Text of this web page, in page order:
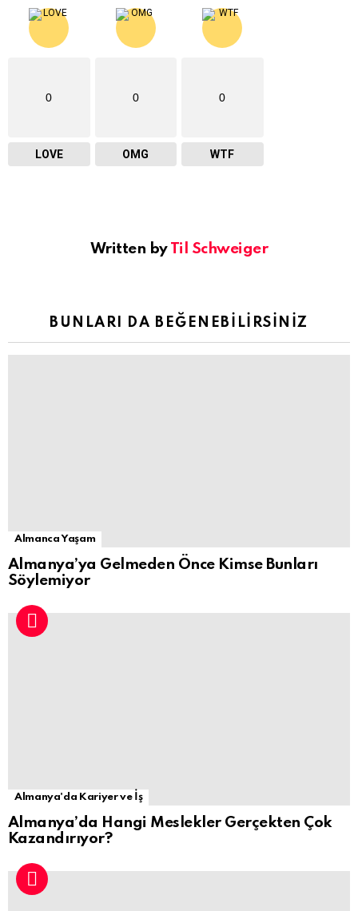
0
LOVE
0
OMG
0
WTF
Written by Til Schweiger
BUNLARI DA BEĞENEBILIRSINIZ
Almanca Yaşam
Almanya’ya Gelmeden Önce Kimse Bunları
Söylemiyor
Almanya'da Kariyer ve İş
Almanya’da Hangi Meslekler Gerçekten Çok
Kazandırıyor?